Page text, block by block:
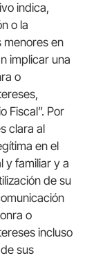
indica,
o la
menores en
implicar una
o
Fiscal”. Por
clara al
en el
y familiar y a
de su
o
incluso
sus